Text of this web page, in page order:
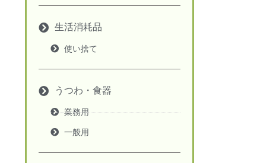
生活消耗品
使い捨て
うつわ・食器
業務用
一般用